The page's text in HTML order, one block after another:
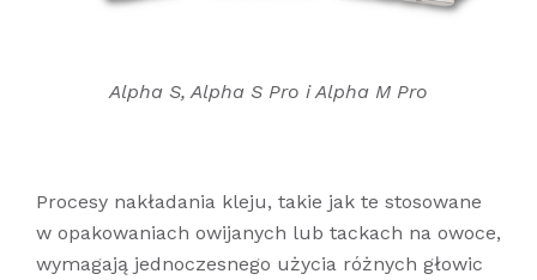
Alpha S, Alpha S Pro i Alpha M Pro
Procesy nakładania kleju, takie jak te stosowane
w opakowaniach owijanych lub tackach na owoce,
wymagają jednoczesnego użycia różnych głowic